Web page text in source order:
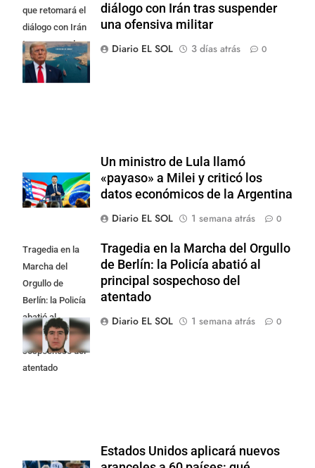
que retomará el
diálogo con Irán
tras suspender
una ofensiva
militar
diálogo con Irán tras suspender
una ofensiva militar
Diario EL SOL
3 días atrás 0
Un ministro de Lula llamó
«payaso» a Milei y criticó los
datos económicos de la Argentina
Diario EL SOL
1 semana atrás 0
Tragedia en la
Marcha del
Orgullo de
Berlín: la Policía
abatió al
principal
sospechoso del
atentado
Tragedia en la Marcha del Orgullo
de Berlín: la Policía abatió al
principal sospechoso del
atentado
Diario EL SOL
1 semana atrás 0
Estados Unidos aplicará nuevos